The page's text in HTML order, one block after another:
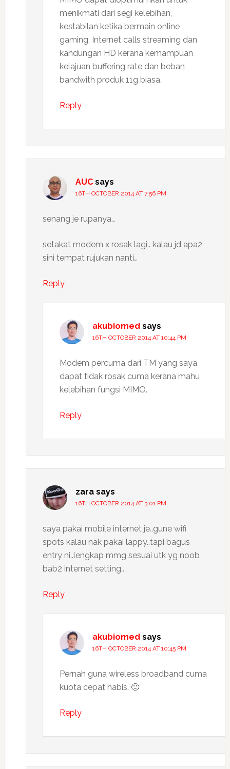
menikmati dari segi kelebihan,
kestabilan ketika bermain online
gaming, Internet calls streaming dan
kandungan HD kerana kemampuan
kelajuan buffering rate dan beban
bandwith produk 11g biasa.
Reply
AUC says
16TH OCTOBER 2014 AT 7:56 PM
senang je rupanya…
setakat modem x rosak lagi.. kalau jd apa2
sini tempat rujukan nanti…
Reply
akubiomed says
16TH OCTOBER 2014 AT 10:44 PM
Modem percuma dari TM yang saya
dapat tidak rosak cuma kerana mahu
kelebihan fungsi MIMO.
Reply
zara says
16TH OCTOBER 2014 AT 3:01 PM
saya pakai mobile internet je..gune wifi
spots kalau nak pakai lappy..tapi bagus
entry ni..lengkap mmg sesuai utk yg noob
bab2 internet setting..
Reply
akubiomed says
16TH OCTOBER 2014 AT 10:45 PM
Pernah guna wireless broadband cuma
kuota cepat habis. 🙂
Reply